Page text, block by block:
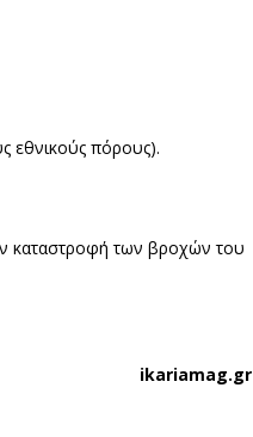
εθνικούς πόρους).
καταστροφή των βροχών του
ikariamag.gr